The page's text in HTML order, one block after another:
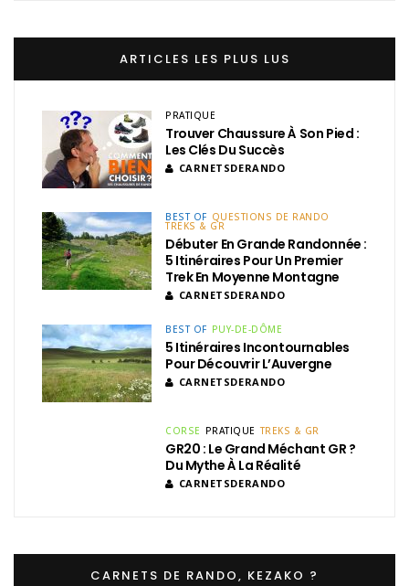
ARTICLES LES PLUS LUS
PRATIQUE
Trouver Chaussure À Son Pied :
Les Clés Du Succès
CARNETSDERANDO
BEST OF QUESTIONS DE RANDO
TREKS & GR
Débuter En Grande Randonnée :
5 Itinéraires Pour Un Premier
Trek En Moyenne Montagne
CARNETSDERANDO
BEST OF PUY-DE-DÔME
5 Itinéraires Incontournables
Pour Découvrir L’Auvergne
CARNETSDERANDO
CORSE PRATIQUE TREKS & GR
GR20 : Le Grand Méchant GR ?
Du Mythe À La Réalité
CARNETSDERANDO
CARNETS DE RANDO, KEZAKO ?